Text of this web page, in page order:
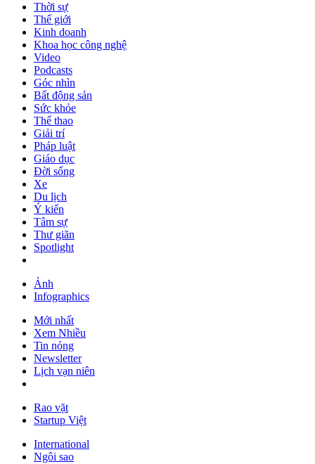
Thời sự
Thế giới
Kinh doanh
Khoa học công nghệ
Video
Podcasts
Góc nhìn
Bất động sản
Sức khỏe
Thể thao
Giải trí
Pháp luật
Giáo dục
Đời sống
Xe
Du lịch
Ý kiến
Tâm sự
Thư giãn
Spotlight
Ảnh
Infographics
Mới nhất
Xem Nhiều
Tin nóng
Newsletter
Lịch vạn niên
Rao vặt
Startup Việt
International
Ngôi sao